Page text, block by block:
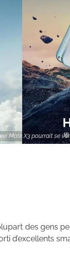
Mate X3 pourrait se
des gens
d’excellents